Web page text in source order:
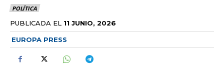
POLÍTICA
PUBLICADA EL 11 JUNIO, 2026
EUROPA PRESS